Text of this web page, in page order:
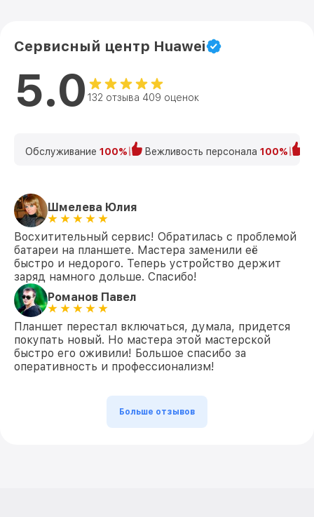
Сервисный центр Huawei
5.0 132 отзыва 409 оценок
Обслуживание 100% Вежливость персонала 100%
Шмелева Юлия
Восхитительный сервис! Обратилась с проблемой
батареи на планшете. Мастера заменили её
быстро и недорого. Теперь устройство держит
заряд намного дольше. Спасибо!
Романов Павел
Планшет перестал включаться, думала, придется
покупать новый. Но мастера этой мастерской
быстро его оживили! Большое спасибо за
оперативность и профессионализм!
Больше отзывов